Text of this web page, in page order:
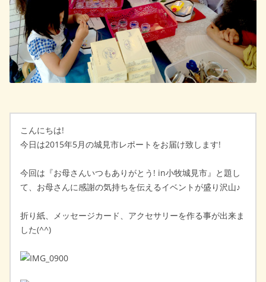
こんにちは!
今日は2015年5月の城見市レポートをお届け致します!
今回は『お母さんいつもありがとう! in小牧城見市』と題し
て、お母さんに感謝の気持ちを伝えるイベントが盛り沢山♪
折り紙、メッセージカード、アクセサリーを作る事が出来ま
した(^^)